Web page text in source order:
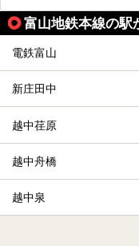
富山地鉄本線の駅
電鉄富山
新庄田中
越中荏原
越中舟橋
越中泉